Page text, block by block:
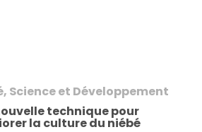
Science et Développement
technique pour
la culture du niébé